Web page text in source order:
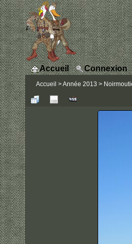
Accueil Connexion
Accueil >Année 2013 >